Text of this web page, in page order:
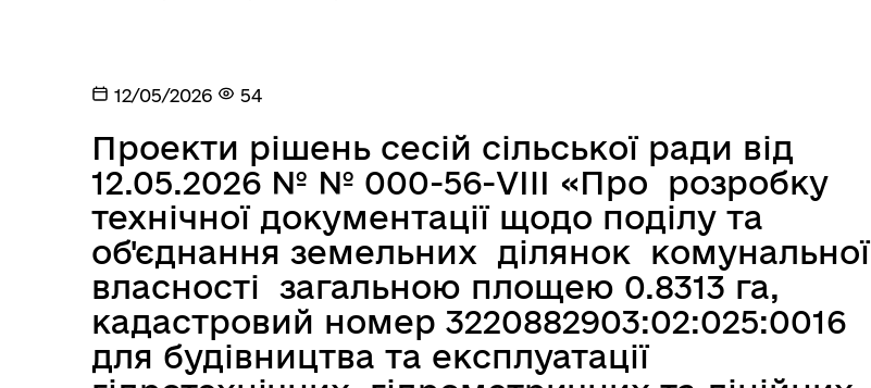
12/05/2026 54
Проекти рішень сесій сільської ради від
12.05.2026 № № 000-56-VIII «Про розробку
технічної документації щодо поділу та
об'єднання земельних ділянок комунальної
власності загальною площею 0.8313 га,
кадастровий номер 3220882903:02:025:0016
для будівництва та експлуатації